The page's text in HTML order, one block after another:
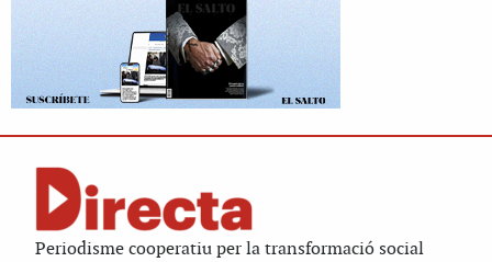
Periodisme cooperatiu per la transformació social